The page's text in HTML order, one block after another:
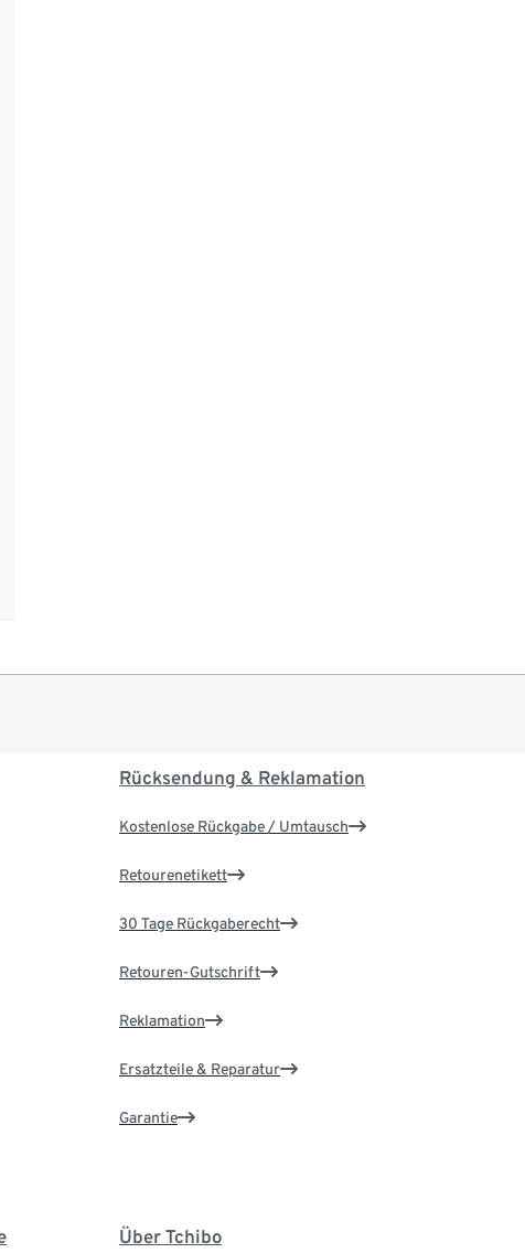
Rücksendung & Reklamation
Kostenlose Rückgabe / Umtausch
Retourenetikett
30 Tage Rückgaberecht
Retouren-Gutschrift
Reklamation
Ersatzteile & Reparatur
Garantie
Über Tchibo